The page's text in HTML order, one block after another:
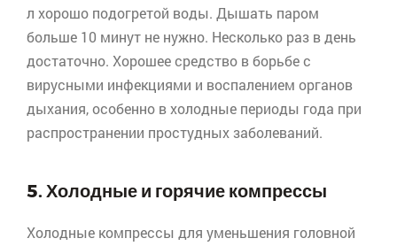
л хорошо подогретой воды. Дышать паром
больше 10 минут не нужно. Несколько раз в день
достаточно. Хорошее средство в борьбе с
вирусными инфекциями и воспалением органов
дыхания, особенно в холодные периоды года при
распространении простудных заболеваний.
5. Холодные и горячие компрессы
Холодные компрессы для уменьшения головной